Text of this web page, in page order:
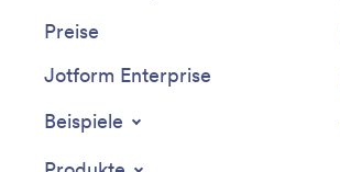
Preise
Jotform Enterprise
Beispiele